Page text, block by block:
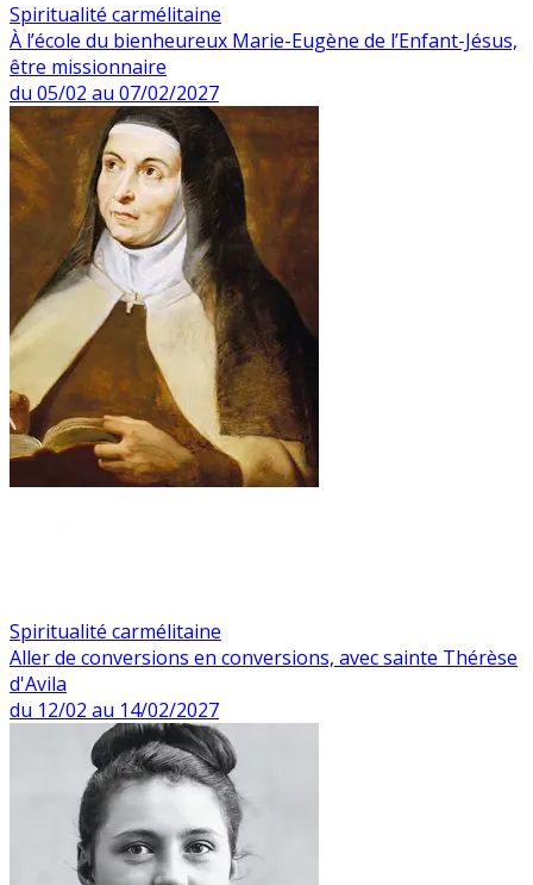
Spiritualité carmélitaine
À l’école du bienheureux Marie-Eugène de l’Enfant-Jésus,
être missionnaire
du 05/02 au 07/02/2027
Spiritualité carmélitaine
Aller de conversions en conversions, avec sainte Thérèse
d'Avila
du 12/02 au 14/02/2027